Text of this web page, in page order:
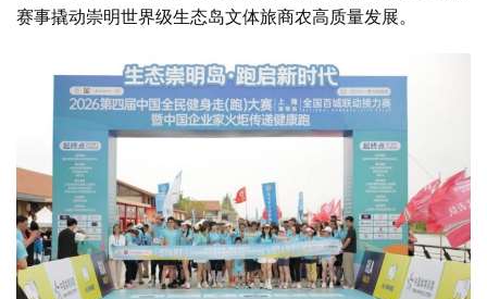
赛事撬动崇明世界级生态岛文体旅商农高质量发展。